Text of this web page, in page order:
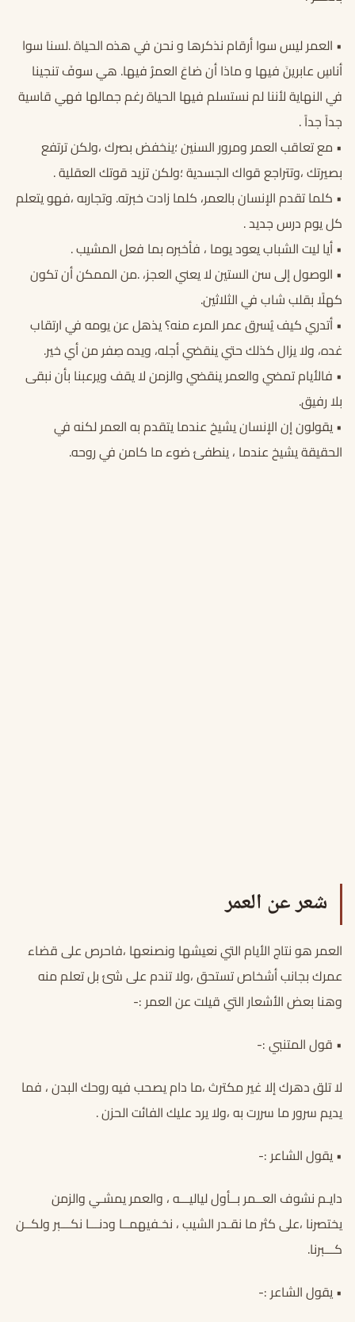
• العمر ليس سوا أرقام نذكرها و نحن في هذه الحياة .لسنا سوا
أناسٍ عابرينَ فيها و ماذا أن ضاعَ العمرُ فيها. هي سوفَ تنجينا
في النهاية لأننا لم نستسلم فيها الحياة رغم جمالها فهي قاسية
جداً جداً .
• مع تعاقب العمر ومرور السنين ؛ينخفض بصرك ،ولكن ترتفع
بصيرتك ،وتتراجع قواك الجسدية ؛ولكن تزيد قوتك العقلية .
• كلما تقدم الإنسان بالعمر، كلما زادت خبرته. وتجاربه ،فهو يتعلم
كل يوم درس جديد .
• أيا ليت الشباب يعود يوما ، فأخبره بما فعل المشيب .
• الوصول إلى سن الستين لا يعني العجز، .من الممكن أن تكون
كهلًا بقلب شاب في الثلاثين.
• أتدري كيف يُسرق عمر المرء منه؟ يذهل عن يومه في ارتقاب
غده، ولا يزال كذلك حتي ينقضي أجله، ويده صِفر من أي خير.
• فالأيام تمضي والعمر ينقضي والزمن لا يقف ويرعبنا بأن نبقى
بلا رفيق.
• يقولون إن الإنسان يشيخ عندما يتقدم به العمر لكنه في
الحقيقة يشيخ عندما ، ينطفئ ضوء ما كامن في روحه.
شعر عن العمر
العمر هو نتاج الأيام التي نعيشها ونصنعها ،فاحرص على قضاء
عمرك بجانب أشخاص تستحق ،ولا تندم على شئ بل تعلم منه
وهنا بعض الأشعار التي قيلت عن العمر :-
• قول المتنبي :-
لا تلق دهرك إلا غير مكترث ،ما دام يصحب فيه روحك البدن ، فما
يديم سرور ما سررت به ،ولا يرد عليك الفائت الحزن .
• يقول الشاعر :-
دايـم نشوف العــمر بــأول لياليـــه ، والعمر يمشـي والزمن
يختصرنا ،على كثر ما نقـدر الشيب ، نخـفيهمــا ودنـــا نكـــبر ولكــن
كـــبرنا.
• يقول الشاعر :-